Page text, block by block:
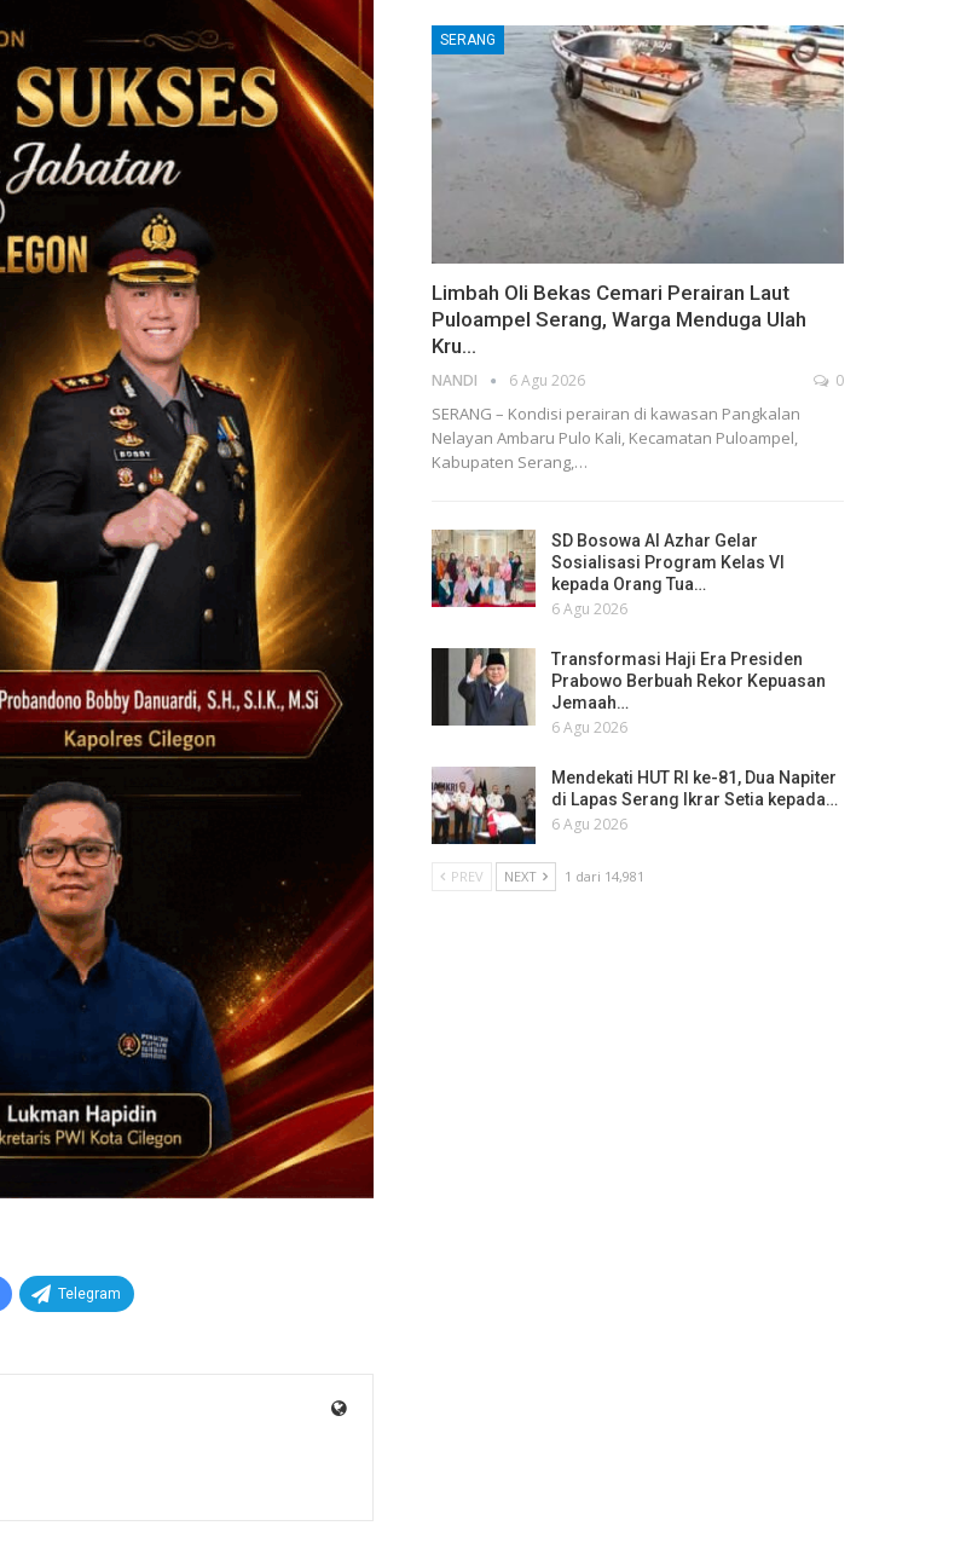
Telegram
SERANG
Limbah Oli Bekas Cemari Perairan Laut
Puloampel Serang, Warga Menduga Ulah
Kru…
NANDI 6 Agu 2026 0
SERANG – Kondisi perairan di kawasan Pangkalan
Nelayan Ambaru Pulo Kali, Kecamatan Puloampel,
Kabupaten Serang,…
SD Bosowa Al Azhar Gelar
Sosialisasi Program Kelas VI
kepada Orang Tua…
6 Agu 2026
Transformasi Haji Era Presiden
Prabowo Berbuah Rekor Kepuasan
Jemaah…
6 Agu 2026
Mendekati HUT RI ke-81, Dua Napiter
di Lapas Serang Ikrar Setia kepada…
6 Agu 2026
PREV NEXT 1 dari 14,981